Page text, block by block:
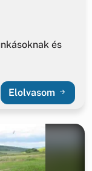
és
Elolvasom